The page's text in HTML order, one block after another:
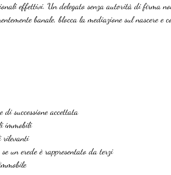
effettivi. Un delegato senza autorità di firma
banale, blocca la mediazione sul nascere e
di successione accettata
immobili
rilevanti
un erede è rappresentato da terzi